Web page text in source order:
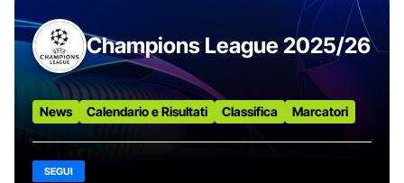
Champions League 2025/26
News Calendario e Risultati Classifica Marcatori
SEGUI